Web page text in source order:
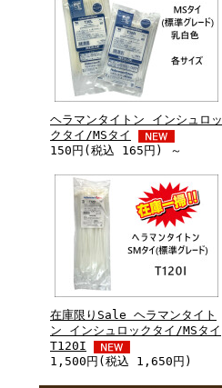
ヘラマンタイトン インシュロッ
クタイ/MSタイ
150円(税込 165円) ～
在庫限りSale ヘラマンタイト
ン インシュロックタイ/MSタイ
T120I
1,500円(税込 1,650円)